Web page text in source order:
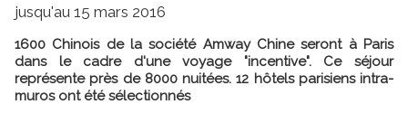
jusqu'au 15 mars 2016
1600 Chinois de la société Amway Chine seront à Paris
dans le cadre d'une voyage "incentive". Ce séjour
représente près de 8000 nuitées. 12 hôtels parisiens intra-
muros ont été sélectionnés